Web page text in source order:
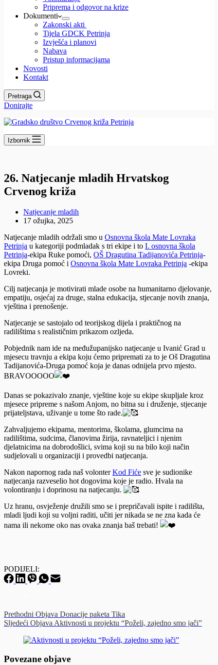
Priprema i odgovor na krize
Dokumenti
Zakonski akti
Tijela GDCK Petrinja
Izvješća i planovi
Nabava
Pristup informacijama
Novosti
Kontakt
Pretraga
Donirajte
Izbornik
26. Natjecanje mladih Hrvatskog
Crvenog križa
Natjecanje mladih
17 ožujka, 2025
Natjecanje mladih održali smo u Osnovna škola Mate Lovraka
Petrinja u kategoriji podmladak s tri ekipe i to I. osnovna škola
Petrinja-ekipa Ruke pomoći, OŠ Dragutina Tadijanovića Petrinja-
ekipa Druga pomoć i Osnovna škola Mate Lovraka Petrinja -ekipa
Lovreki.
Cilj natjecanja je motivirati mlade osobe na humanitarno djelovanje,
empatiju, osjećaj za druge, stalna edukacija, stjecanje novih znanja,
vještina i prenošenje.
Natjecanje se sastojalo od teorijskog dijela i praktičnog na
radilištima s realističnim prikazom ozljeda.
Pobjednik nam ide na međužupanijsko natjecanje u Ivanić Grad u
mjesecu travnju a ekipa koju ćemo pripremati za to je Oš Dragutina
Tadijanovića-Druga pomoć koja je danas odnijela prvo mjesto.
BRAVOOOOO
Danas se pokazivalo znanje, vještine koje su ekipe skupljale kroz
mjesece pripreme s našom Anjom, no bitna su i druženje, stjecanje
prijateljstava, uživanje u tome što rade.
Zahvaljujemo ekipama, mentorima, školama, glumcima na
radilištima, sudcima, članovima žirija, ravnateljici i njenim
djelatnicima na dobrodošlici, svima koji su na bilo koji način
sudjelovali u organizaciji i provedbi natjecanja.
Nakon napornog rada naš volonterKod Fiće sve je sudionike
natjecanja razveselio hot dogovima koje je radio. Hvala na
volontiranju i doprinosu na natjecanju.
Uz hranu, osvježenje družili smo se i prepričavali ispite i radilišta,
mladi ljudi koji su voljni raditi, učiti jer nikada se ne zna kada će
nama ili nekome oko nas ovaka znanja baš trebati!
PODIJELI:
Prethodni Objava Donacije paketa Tika
Sljedeći Objava Aktivnosti u projektu “Poželi, zajedno smo jači”
Povezane objave